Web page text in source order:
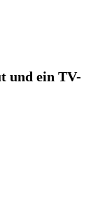
und ein TV-